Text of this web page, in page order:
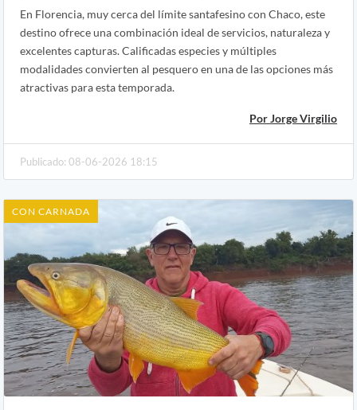
En Florencia, muy cerca del límite santafesino con Chaco, este
destino ofrece una combinación ideal de servicios, naturaleza y
excelentes capturas. Calificadas especies y múltiples
modalidades convierten al pesquero en una de las opciones más
atractivas para esta temporada.
Por Jorge Virgilio
Publicado: 08-06-2026 18:15
CON CARNADA